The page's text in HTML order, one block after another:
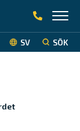
SV SÖK